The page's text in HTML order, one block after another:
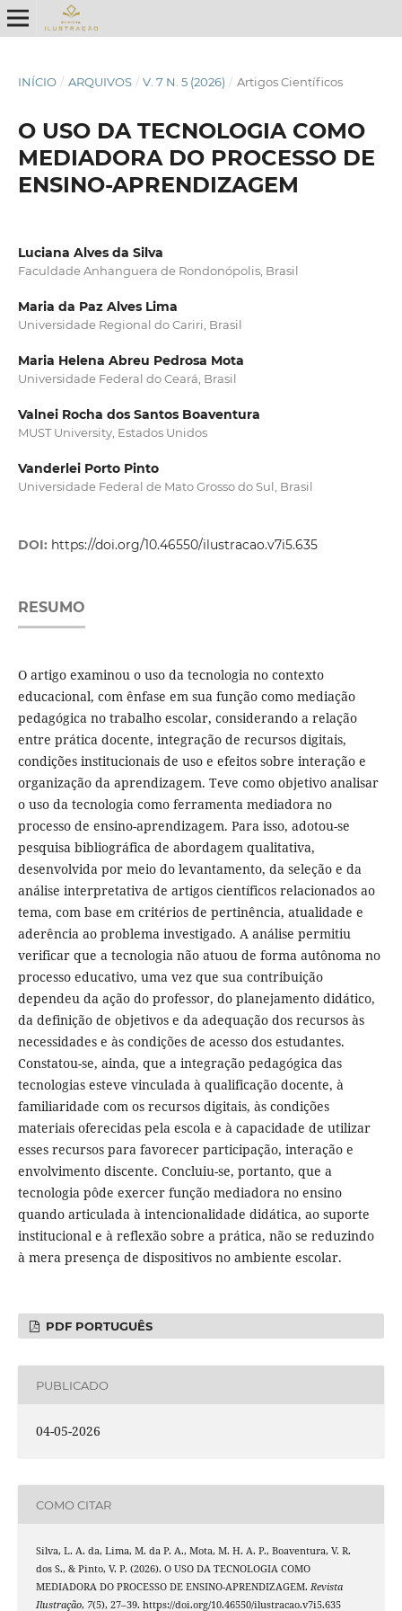
INÍCIO / ARQUIVOS / V. 7 N. 5 (2026) / Artigos Científicos
O USO DA TECNOLOGIA COMO
MEDIADORA DO PROCESSO DE
ENSINO-APRENDIZAGEM
Luciana Alves da Silva
Faculdade Anhanguera de Rondonópolis, Brasil
Maria da Paz Alves Lima
Universidade Regional do Cariri, Brasil
Maria Helena Abreu Pedrosa Mota
Universidade Federal do Ceará, Brasil
Valnei Rocha dos Santos Boaventura
MUST University, Estados Unidos
Vanderlei Porto Pinto
Universidade Federal de Mato Grosso do Sul, Brasil
DOI: https://doi.org/10.46550/ilustracao.v7i5.635
RESUMO
O artigo examinou o uso da tecnologia no contexto
educacional, com ênfase em sua função como mediação
pedagógica no trabalho escolar, considerando a relação
entre prática docente, integração de recursos digitais,
condições institucionais de uso e efeitos sobre interação e
organização da aprendizagem. Teve como objetivo analisar
o uso da tecnologia como ferramenta mediadora no
processo de ensino-aprendizagem. Para isso, adotou-se
pesquisa bibliográfica de abordagem qualitativa,
desenvolvida por meio do levantamento, da seleção e da
análise interpretativa de artigos científicos relacionados ao
tema, com base em critérios de pertinência, atualidade e
aderência ao problema investigado. A análise permitiu
verificar que a tecnologia não atuou de forma autônoma no
processo educativo, uma vez que sua contribuição
dependeu da ação do professor, do planejamento didático,
da definição de objetivos e da adequação dos recursos às
necessidades e às condições de acesso dos estudantes.
Constatou-se, ainda, que a integração pedagógica das
tecnologias esteve vinculada à qualificação docente, à
familiaridade com os recursos digitais, às condições
materiais oferecidas pela escola e à capacidade de utilizar
esses recursos para favorecer participação, interação e
envolvimento discente. Concluiu-se, portanto, que a
tecnologia pôde exercer função mediadora no ensino
quando articulada à intencionalidade didática, ao suporte
institucional e à reflexão sobre a prática, não se reduzindo
à mera presença de dispositivos no ambiente escolar.
PDF PORTUGUÊS
PUBLICADO
04-05-2026
COMO CITAR
Silva, L. A. da, Lima, M. da P. A., Mota, M. H. A. P., Boaventura, V. R.
dos S., & Pinto, V. P. (2026). O USO DA TECNOLOGIA COMO
MEDIADORA DO PROCESSO DE ENSINO-APRENDIZAGEM. Revista
Ilustração, 7(5), 27–39. https://doi.org/10.46550/ilustracao.v7i5.635